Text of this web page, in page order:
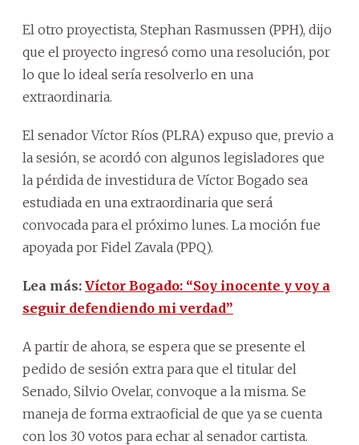
El otro proyectista, Stephan Rasmussen (PPH), dijo
que el proyecto ingresó como una resolución, por
lo que lo ideal sería resolverlo en una
extraordinaria.
El senador Víctor Ríos (PLRA) expuso que, previo a
la sesión, se acordó con algunos legisladores que
la pérdida de investidura de Víctor Bogado sea
estudiada en una extraordinaria que será
convocada para el próximo lunes. La moción fue
apoyada por Fidel Zavala (PPQ).
Lea más: Víctor Bogado: “Soy inocente y voy a
seguir defendiendo mi verdad”
A partir de ahora, se espera que se presente el
pedido de sesión extra para que el titular del
Senado, Silvio Ovelar, convoque a la misma. Se
maneja de forma extraoficial de que ya se cuenta
con los 30 votos para echar al senador cartista.